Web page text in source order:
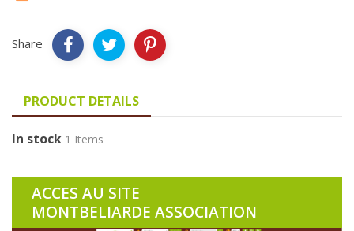
Share
PRODUCT DETAILS
In stock 1 Items
ACCES AU SITE
MONTBELIARDE ASSOCIATION